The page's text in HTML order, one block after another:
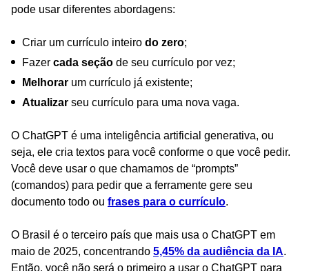
pode usar diferentes abordagens:
Criar um currículo inteiro do zero;
Fazer cada seção de seu currículo por vez;
Melhorar um currículo já existente;
Atualizar seu currículo para uma nova vaga.
O ChatGPT é uma inteligência artificial generativa, ou
seja, ele cria textos para você conforme o que você pedir.
Você deve usar o que chamamos de “prompts”
(comandos) para pedir que a ferramente gere seu
documento todo ou frases para o currículo.
O Brasil é o terceiro país que mais usa o ChatGPT em
maio de 2025, concentrando 5,45% da audiência da IA.
Então, você não será o primeiro a usar o ChatGPT para